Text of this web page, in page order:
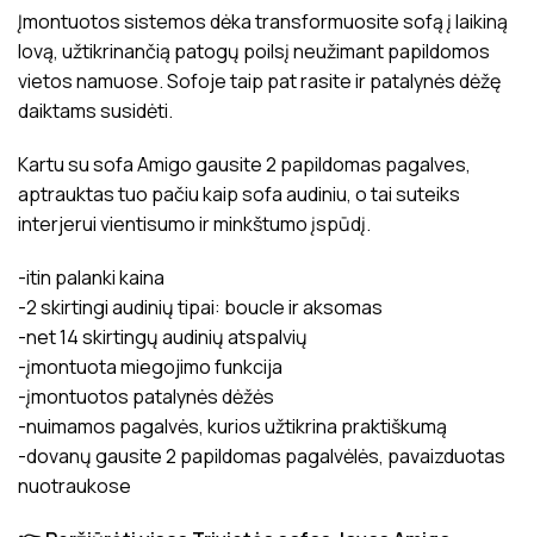
Įmontuotos sistemos dėka transformuosite sofą į laikiną
lovą, užtikrinančią patogų poilsį neužimant papildomos
vietos namuose. Sofoje taip pat rasite ir patalynės dėžę
daiktams susidėti.
Kartu su sofa Amigo gausite 2 papildomas pagalves,
aptrauktas tuo pačiu kaip sofa audiniu, o tai suteiks
interjerui vientisumo ir minkštumo įspūdį.
-itin palanki kaina
-2 skirtingi audinių tipai: boucle ir aksomas
-net 14 skirtingų audinių atspalvių
-įmontuota miegojimo funkcija
-įmontuotos patalynės dėžės
-nuimamos pagalvės, kurios užtikrina praktiškumą
-dovanų gausite 2 papildomas pagalvėlės, pavaizduotas
nuotraukose